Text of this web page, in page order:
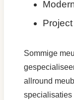
Sommige
allround
specialisaties